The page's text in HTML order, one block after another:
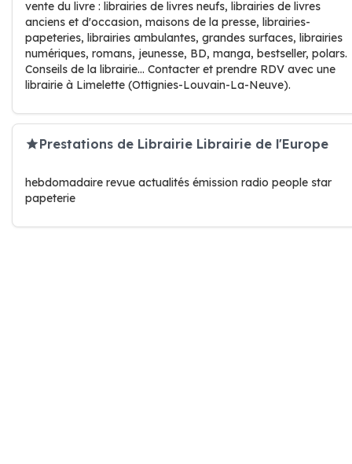
vente du livre : librairies de livres neufs, librairies de livres
anciens et d'occasion, maisons de la presse, librairies-
papeteries, librairies ambulantes, grandes surfaces, librairies
numériques, romans, jeunesse, BD, manga, bestseller, polars.
Conseils de la librairie... Contacter et prendre RDV avec une
librairie à Limelette (Ottignies-Louvain-La-Neuve).
Prestations de Librairie Librairie de l'Europe
hebdomadaire revue actualités émission radio people star
papeterie